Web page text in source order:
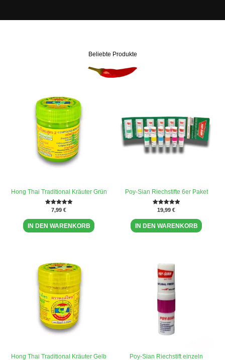
Beliebte Produkte
Hong Thai Traditional Kräuter Grün
Bewertet mit
5.00
von 5
7,99 €
IN DEN WARENKORB
Poy-Sian Riechstifte 6er Paket
Bewertet mit
5.00
von 5
19,99 €
IN DEN WARENKORB
Hong Thai Traditional Kräuter Gelb Poy-Sian Riechstift einzeln